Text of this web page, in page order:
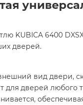
KUBICA 6400
дверей.
вид двери,
дверей любого